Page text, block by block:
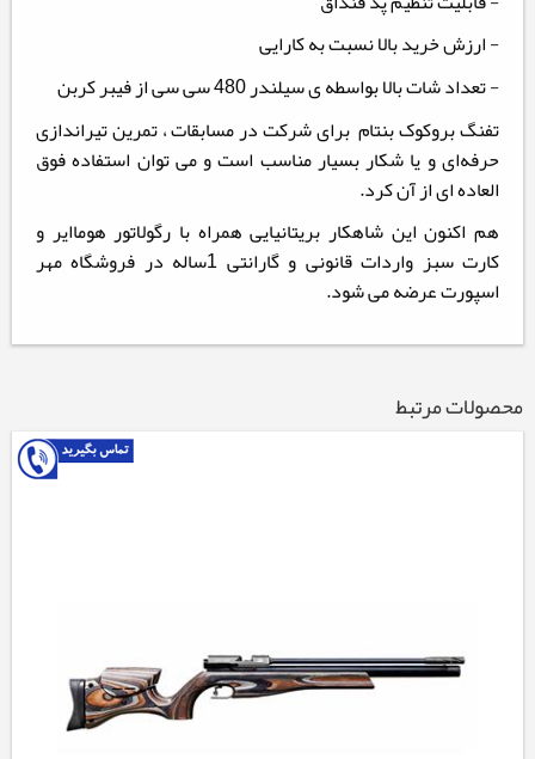
- ارزش خرید بالا نسبت به کارایی
- تعداد شات بالا بواسطه ی سیلندر 480 سی سی از فیبر کربن
تفنگ بروکوک بنتام برای شرکت در مسابقات ، تمرین تیراندازی
حرفه‌ای و یا شکار بسیار مناسب است و می توان استفاده فوق
العاده ای از آن کرد.
هم اکنون این شاهکار بریتانیایی همراه با رگولاتور هوماایر و
کارت سبز واردات قانونی و گارانتی 1ساله در فروشگاه مهر
اسپورت عرضه می شود.
محصولات مرتبط